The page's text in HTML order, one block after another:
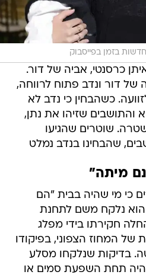
בזמן בפייסבוק
כרסנטי, אביה של דור.
של דור ונדב פתוח לרווחה,
כשהבחין כי נדב לא
והתושבים שזיהו את נתן,
שוטרים שהגיעו
שהבחינו בנדב נמלט
מיתה"
כי מי שהיה בבית "הם
הוא נלקח משם לתחנת
חקירתו בידי מפלג
של המחוז הצפוני, בפיקודו
בדיקות שנלקחו מסלע
תחת השפעת סמים או